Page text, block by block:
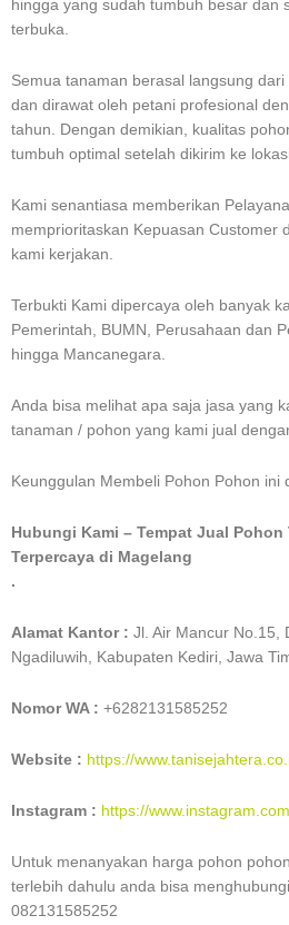
hingga yang sudah tumbuh besar dan
terbuka.
Semua tanaman berasal langsung
dan dirawat oleh petani profesional
tahun. Dengan demikian, kualitas
tumbuh optimal setelah dikirim ke
Kami senantiasa memberikan
memprioritaskan Kepuasan Customer
kami kerjakan.
Terbukti Kami dipercaya oleh banyak
Pemerintah, BUMN, Perusahaan dan
hingga Mancanegara.
Anda bisa melihat apa saja jasa yang
tanaman / pohon yang kami jual
Keunggulan Membeli Pohon Pohon ini
Hubungi Kami – Tempat Jual Pohon
Terpercaya di Magelang
.
Alamat Kantor : Jl. Air Mancur No.15,
Ngadiluwih, Kabupaten Kediri, Jawa
Nomor WA : +6282131585252
Website : https://
Instagram : https://
Untuk menanyakan harga pohon
terlebih dahulu anda bisa
082131585252